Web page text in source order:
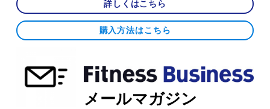
詳しくはこちら
購入方法はこちら
メールマガジン